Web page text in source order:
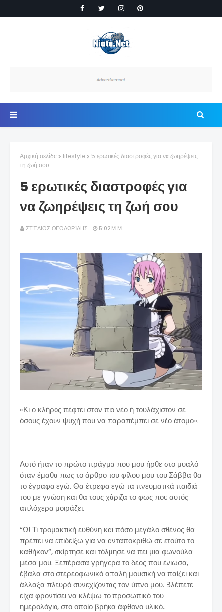
Αρχική σελίδα lifestyle
5 ερωτικές διαστροφές για να ζωηρέψεις
τη ζωή σου
5 ερωτικές διαστροφές για
να ζωηρέψεις τη ζωή σου
ΣΤΈΛΙΟΣ ΘΕΟΔΩΡΊΔΗΣ 5:02 Μ.Μ.
«Κι ο κλήρος πέφτει στον πιο νέο ή τουλάχιστον σε
όσους έχουν ψυχή που να παραπέμπει σε νέο άτομο».
Αυτό ήταν το πρώτο πράγμα που μου ήρθε στο μυαλό
όταν έμαθα πως το άρθρο του φίλου μου του Σάββα θα
το έγραφα εγώ. Θα έτρεφα εγώ τα πνευματικά παιδιά
του με γνώση και θα τους χάριζα το φως που αυτός
απλόχερα μοιράζει.
“Ω! Τι τρομακτική ευθύνη και πόσο μεγάλο σθένος θα
πρέπει να επιδείξω για να ανταποκριθώ σε ετούτο το
καθήκον“, σκίρτησε και τόλμησε να πει μια φωνούλα
μέσα μου. Ξεπέρασα γρήγορα το δέος που ένιωσα,
έβαλα στο στερεοφωνικό απαλή μουσική να παίζει και
άλλαξα πλευρό συνεχίζοντας τον ύπνο μου. Βλέπετε
είχα φροντίσει να κλέψω το προσωπικό του
ημερολόγιο, στο οποίο βρήκα άφθονο υλικό..